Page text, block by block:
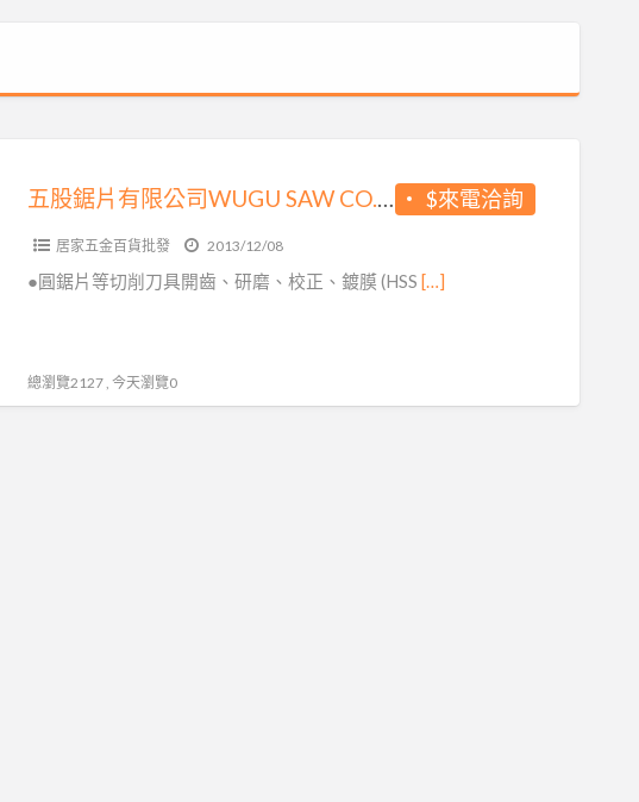
$來電洽詢
居家五金百貨批發 2013/12/08
●圓鋸片等切削刀具開齒、研磨、校正、鍍膜 (HSS […]
總瀏覽2127 , 今天瀏覽0